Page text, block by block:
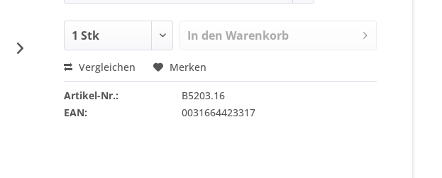
In den Warenkorb
Vergleichen Merken
Artikel-Nr.:
B5203.16
EAN:
0031664423317